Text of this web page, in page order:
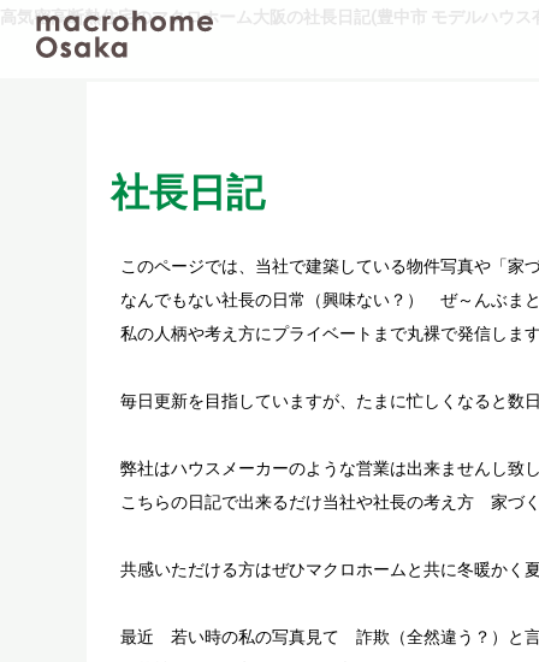
高気密高断熱住宅のマクロホーム大阪の社長日記(豊中市 モデルハウス
社長日記
このページでは、当社で建築している物件写真や「家
なんでもない社長の日常（興味ない？） ぜ～んぶま
私の人柄や考え方にプライベートまで丸裸で発信しま
毎日更新を目指していますが、たまに忙しくなると数
弊社はハウスメーカーのような営業は出来ませんし致
こちらの日記で出来るだけ当社や社長の考え方 家づ
共感いただける方はぜひマクロホームと共に冬暖かく
最近 若い時の私の写真見て 詐欺（全然違う？）と